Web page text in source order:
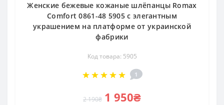
Женские бежевые кожаные шлёпанцы Romax
Comfort 0861-48 5905 с элегантным
украшением на платформе от украинской
фабрики
Код товара: 5905
1
2 190₴ 1 950₴